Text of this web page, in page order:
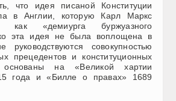
что идея писаной Конституции
в Англии, которую Карл Маркс
как «демиурга буржуазного
эта идея не была воплощена в
совокупностью
прецедентов и конституционных
на «Великой хартии
года и «Билле о правах» 1689